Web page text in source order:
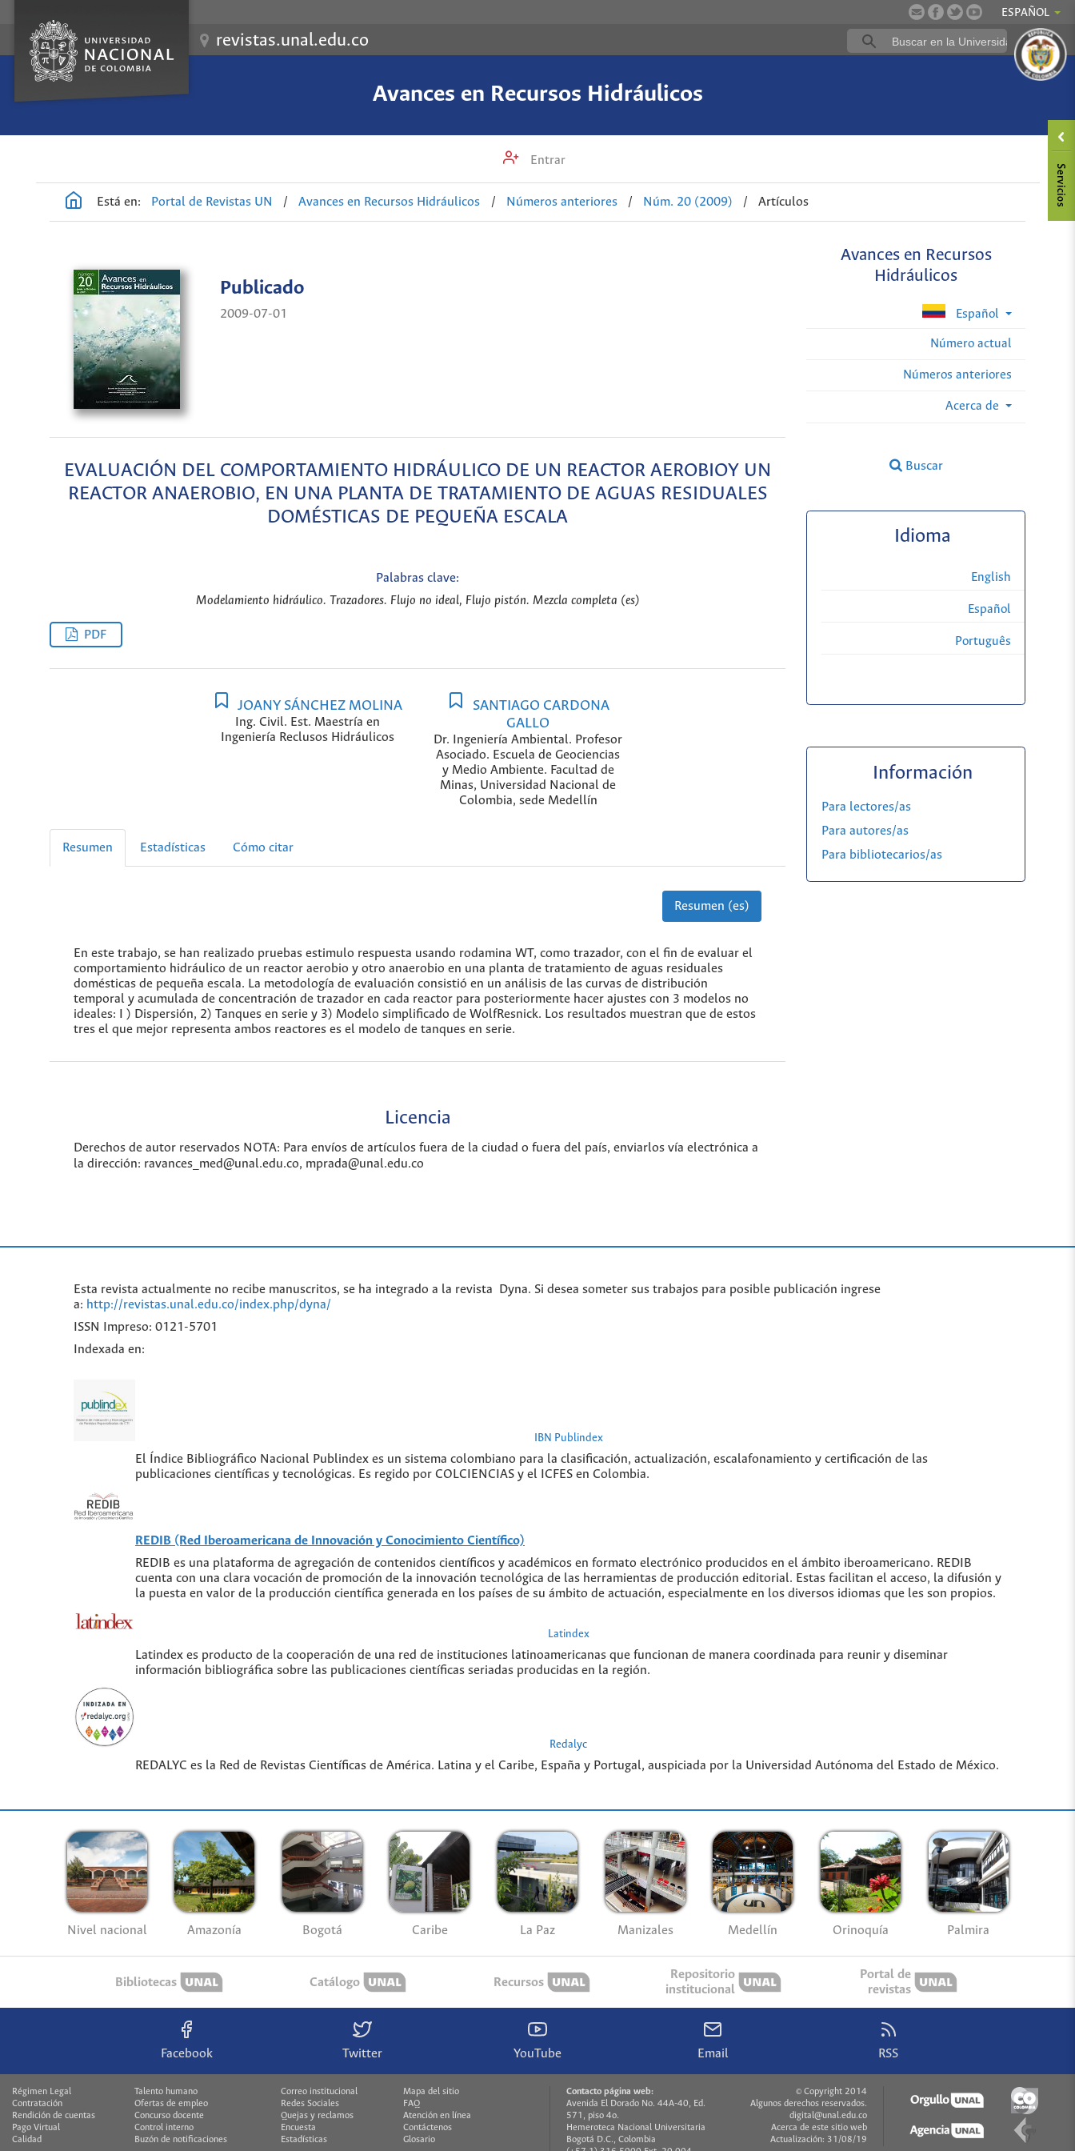
ESPAÑOL
revistas.unal.edu.co
Avances en Recursos Hidráulicos
Entrar
Está en: Portal de Revistas UN / Avances en Recursos Hidráulicos / Números anteriores / Núm. 20 (2009) / Artículos
Avances en Recursos
Hidráulicos
Español
Número actual
Números anteriores
Acerca de
Buscar
Publicado
2009-07-01
EVALUACIÓN DEL COMPORTAMIENTO HIDRÁULICO DE UN REACTOR AEROBIOY UN
REACTOR ANAEROBIO, EN UNA PLANTA DE TRATAMIENTO DE AGUAS RESIDUALES
DOMÉSTICAS DE PEQUEÑA ESCALA
Palabras clave:
Modelamiento hidráulico. Trazadores. Flujo no ideal, Flujo pistón. Mezcla completa (es)
PDF
JOANY SÁNCHEZ MOLINA
Ing. Civil. Est. Maestría en
Ingeniería Reclusos Hidráulicos
SANTIAGO CARDONA
GALLO
Dr. Ingeniería Ambiental. Profesor
Asociado. Escuela de Geociencias
y Medio Ambiente. Facultad de
Minas, Universidad Nacional de
Colombia, sede Medellín
Resumen Estadísticas Cómo citar
Resumen (es)
En este trabajo, se han realizado pruebas estimulo respuesta usando rodamina WT, como trazador, con el fin de evaluar el
comportamiento hidráulico de un reactor aerobio y otro anaerobio en una planta de tratamiento de aguas residuales
domésticas de pequeña escala. La metodología de evaluación consistió en un análisis de las curvas de distribución
temporal y acumulada de concentración de trazador en cada reactor para posteriormente hacer ajustes con 3 modelos no
ideales: I ) Dispersión, 2) Tanques en serie y 3) Modelo simplificado de WolfResnick. Los resultados muestran que de estos
tres el que mejor representa ambos reactores es el modelo de tanques en serie.
Licencia
Derechos de autor reservados NOTA: Para envíos de artículos fuera de la ciudad o fuera del país, enviarlos vía electrónica a
la dirección: ravances_med@unal.edu.co, mprada@unal.edu.co
Idioma
English
Español
Português
Información
Para lectores/as
Para autores/as
Para bibliotecarios/as
Esta revista actualmente no recibe manuscritos, se ha integrado a la revista Dyna. Si desea someter sus trabajos para posible publicación ingrese
a: http://revistas.unal.edu.co/index.php/dyna/
ISSN Impreso: 0121-5701
Indexada en:
IBN Publindex
El Índice Bibliográfico Nacional Publindex es un sistema colombiano para la clasificación, actualización, escalafonamiento y certificación de las
publicaciones científicas y tecnológicas. Es regido por COLCIENCIAS y el ICFES en Colombia.
REDIB (Red Iberoamericana de Innovación y Conocimiento Científico)
REDIB es una plataforma de agregación de contenidos científicos y académicos en formato electrónico producidos en el ámbito iberoamericano. REDIB
cuenta con una clara vocación de promoción de la innovación tecnológica de las herramientas de producción editorial. Estas facilitan el acceso, la difusión y
la puesta en valor de la producción científica generada en los países de su ámbito de actuación, especialmente en los diversos idiomas que les son propios.
Latindex
Latindex es producto de la cooperación de una red de instituciones latinoamericanas que funcionan de manera coordinada para reunir y diseminar
información bibliográfica sobre las publicaciones científicas seriadas producidas en la región.
Redalyc
REDALYC es la Red de Revistas Científicas de América. Latina y el Caribe, España y Portugal, auspiciada por la Universidad Autónoma del Estado de México.
Nivel nacional Amazonía Bogotá Caribe La Paz Manizales Medellín Orinoquía Palmira
Bibliotecas Catálogo Recursos
Repositorio
institucional
Portal de
revistas
Facebook Twitter YouTube Email RSS
Régimen Legal
Talento humano
Contratación
Ofertas de empleo
Rendición de cuentas
Concurso docente
Pago Virtual
Control interno
Calidad
Buzón de notificaciones
Correo institucional
Mapa del sitio
Redes Sociales
FAQ
Quejas y reclamos
Atención en línea
Encuesta
Contáctenos
Estadísticas
Glosario
Contacto página web:
Avenida El Dorado No. 44A-40, Ed.
571, piso 4o.
Hemeroteca Nacional Universitaria
Bogotá D.C., Colombia
© Copyright 2014
Algunos derechos reservados.
digital@unal.edu.co
Acerca de este sitio web
Actualización: 31/08/19